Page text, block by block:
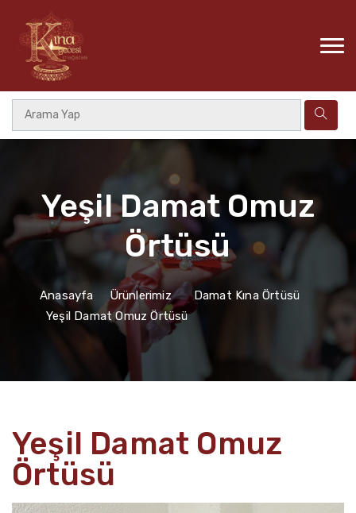
Yeşil Damat Omuz
Örtüsü
Anasayfa Ürünlerimiz
Damat Kına Örtüsü
Yeşil Damat Omuz Örtüsü
Yeşil Damat Omuz
Örtüsü